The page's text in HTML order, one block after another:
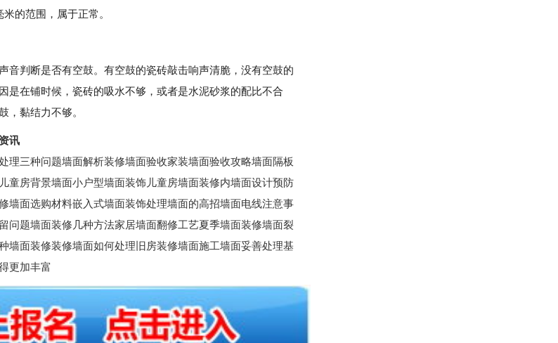
的范围，属于正常。
判断是否有空鼓。有空鼓的瓷砖敲击响声清脆，没有空鼓的
是在铺时候，瓷砖的吸水不够，或者是水泥砂浆的配比不合
，黏结力不够。
讯
理三种问题墙面解析装修墙面验收家装墙面验收攻略墙面隔板
童房背景墙面小户型墙面装饰儿童房墙面装修内墙面设计预防
墙面选购材料嵌入式墙面装饰处理墙面的高招墙面电线注意事
问题墙面装修几种方法家居墙面翻修工艺夏季墙面装修墙面裂
墙面装修装修墙面如何处理旧房装修墙面施工墙面妥善处理基
更加丰富